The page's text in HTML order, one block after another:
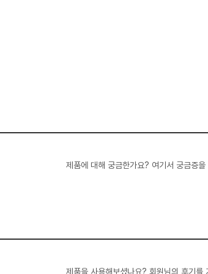
제품에 대해 궁금한가요? 여기서 궁금증을
제품을 사용해보셨나요? 회원님의 후기를